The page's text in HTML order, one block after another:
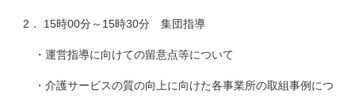
2． 15時00分～15時30分 集団指導
・運営指導に向けての留意点等について
・介護サービスの質の向上に向けた各事業所の取組事例につ